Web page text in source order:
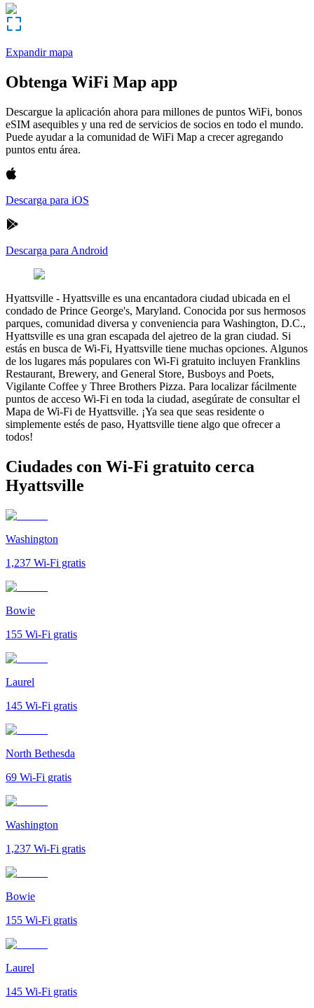
Expandir mapa
Obtenga WiFi Map app
Descargue la aplicación ahora para millones de puntos WiFi, bonos
eSIM asequibles y una red de servicios de socios en todo el mundo.
Puede ayudar a la comunidad de WiFi Map a crecer agregando
puntos entu área.
Descarga para iOS
Descarga para Android
Hyattsville - Hyattsville es una encantadora ciudad ubicada en el
condado de Prince George's, Maryland. Conocida por sus hermosos
parques, comunidad diversa y conveniencia para Washington, D.C.,
Hyattsville es una gran escapada del ajetreo de la gran ciudad. Si
estás en busca de Wi-Fi, Hyattsville tiene muchas opciones. Algunos
de los lugares más populares con Wi-Fi gratuito incluyen Franklins
Restaurant, Brewery, and General Store, Busboys and Poets,
Vigilante Coffee y Three Brothers Pizza. Para localizar fácilmente
puntos de acceso Wi-Fi en toda la ciudad, asegúrate de consultar el
Mapa de Wi-Fi de Hyattsville. ¡Ya sea que seas residente o
simplemente estés de paso, Hyattsville tiene algo que ofrecer a
todos!
Ciudades con Wi-Fi gratuito cerca
Hyattsville
Washington
1,237 Wi-Fi gratis
Bowie
155 Wi-Fi gratis
Laurel
145 Wi-Fi gratis
North Bethesda
69 Wi-Fi gratis
Washington
1,237 Wi-Fi gratis
Bowie
155 Wi-Fi gratis
Laurel
145 Wi-Fi gratis